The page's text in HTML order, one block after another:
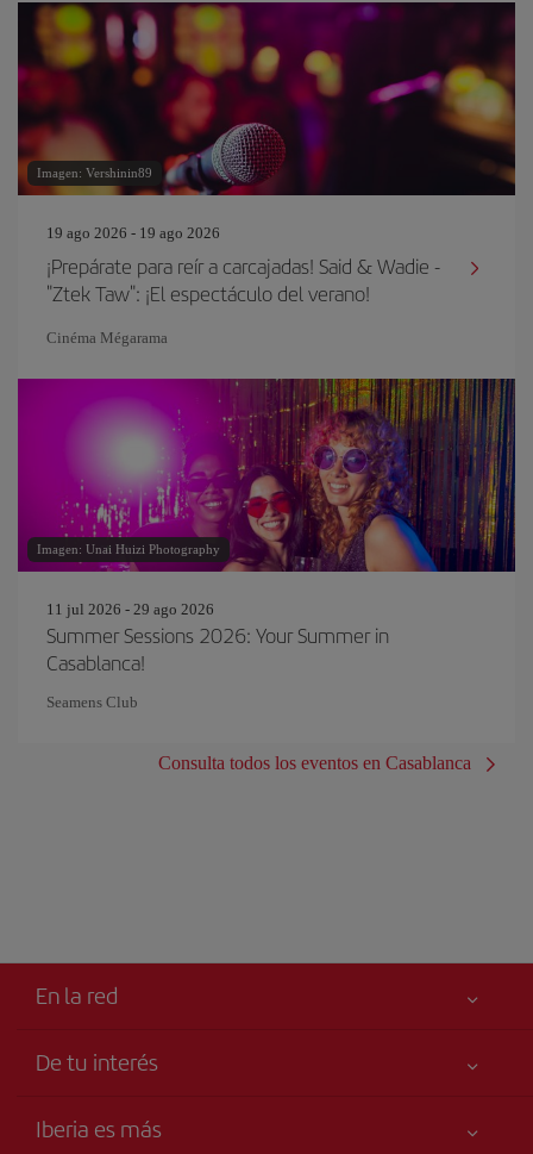
Imagen: Vershinin89
19 ago 2026 - 19 ago 2026
¡Prepárate para reír a carcajadas! Said & Wadie -
"Ztek Taw": ¡El espectáculo del verano!
Cinéma Mégarama
Imagen: Unai Huizi Photography
11 jul 2026 - 29 ago 2026
Summer Sessions 2026: Your Summer in
Casablanca!
Seamens Club
Consulta todos los eventos en Casablanca
En la red
De tu interés
Accesibilidad
Iberia es más